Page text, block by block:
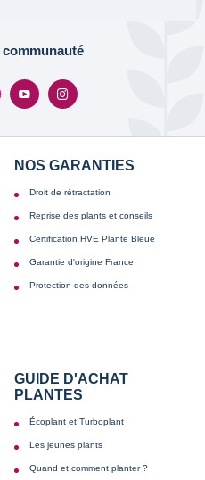
communauté
NOS GARANTIES
Droit de rétractation
Reprise des plants et conseils
Certification HVE Plante Bleue
Garantie d'origine France
Protection des données
GUIDE D'ACHAT
PLANTES
Écoplant et Turboplant
Les jeunes plants
Quand et comment planter ?